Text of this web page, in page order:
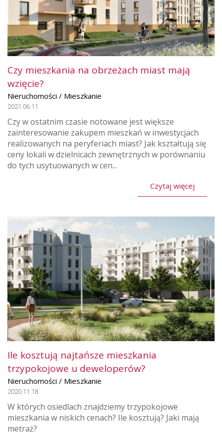
Czy mieszkania na obrzeżach miast mają
wzięcie?
Nieruchomości / Mieszkanie
2021.06.11
Czy w ostatnim czasie notowane jest większe
zainteresowanie zakupem mieszkań w inwestycjach
realizowanych na peryferiach miast? Jak kształtują się
ceny lokali w dzielnicach zewnętrznych w porównaniu
do tych usytuowanych w cen...
Czytaj więcej
Ile kosztują najtańsze mieszkania
trzypokojowe u deweloperów?
Nieruchomości / Mieszkanie
2020.11.18
W których osiedlach znajdziemy trzypokojowe
mieszkania w niskich cenach? Ile kosztują? Jaki mają
metraż?